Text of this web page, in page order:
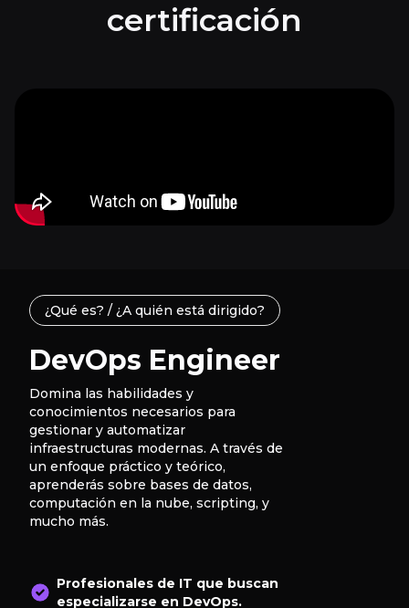
certificación
¿Qué es? / ¿A quién está dirigido?
DevOps Engineer
Domina las habilidades y
conocimientos necesarios para
gestionar y automatizar
infraestructuras modernas. A través de
un enfoque práctico y teórico,
aprenderás sobre bases de datos,
computación en la nube, scripting, y
mucho más.
Profesionales de IT que buscan
especializarse en DevOps.